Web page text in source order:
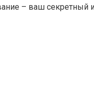
– ваш секретный